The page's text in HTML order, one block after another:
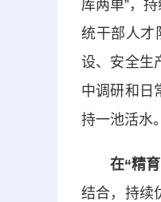
库两单”，
统干部人才
设、安全生
中调研和日
持一池活水。
在“精
结合，持续